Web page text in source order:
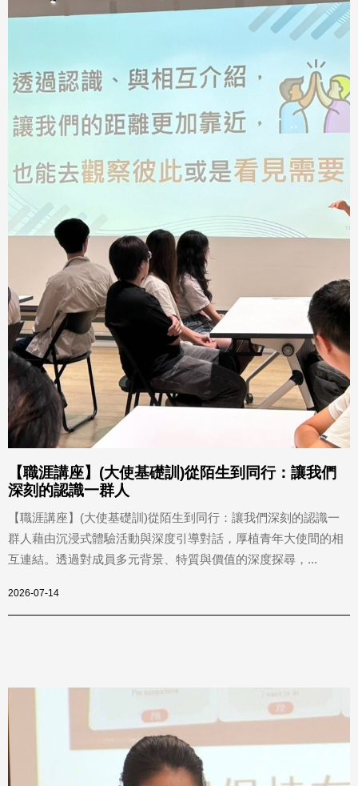
【職涯講座】(大使基礎訓)從陌生到同行：讓我們
深刻的認識一群人
【職涯講座】(大使基礎訓)從陌生到同行：讓我們深刻的認識一
群人藉由沉浸式體驗活動與深度引導對話，厚植青年大使間的相
互連結。透過對成員多元背景、特質與價值的深度探尋，...
2026-07-14